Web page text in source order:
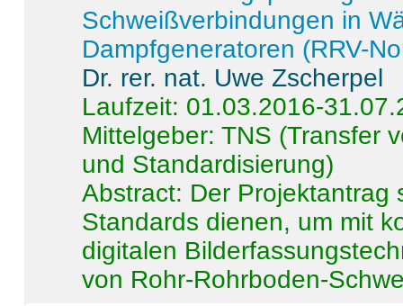
Schweißverbindungen in
Dampfgeneratoren (RRV-
Dr. rer. nat. Uwe Zscherpel
Laufzeit: 01.03.2016-
Mittelgeber: TNS (Transfer
und Standardisierung)
Abstract: Der Projektantrag
Standards dienen, um mit
digitalen
von Rohr-Rohrboden-